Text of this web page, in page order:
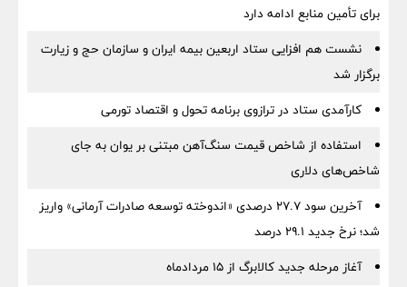
برای تأمین منابع ادامه دارد
نشست هم افزایی ستاد اربعین بیمه ایران و سازمان حج و زیارت
برگزار شد
کارآمدی ستاد در ترازوی برنامه تحول و اقتصاد تورمی
استفاده از شاخص قیمت سنگ‌آهن مبتنی بر یوان به جای
شاخص‌های دلاری
آخرین سود ۲۷.۷ درصدی «اندوخته توسعه صادرات آرمانی» واریز
شد؛ نرخ جدید ۲۹.۱ درصد
آغاز مرحله جدید کالابرگ از ۱۵ مردادماه